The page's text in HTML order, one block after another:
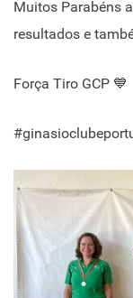
Muitos Parabéns
resultados e
Força Tiro GCP 💙